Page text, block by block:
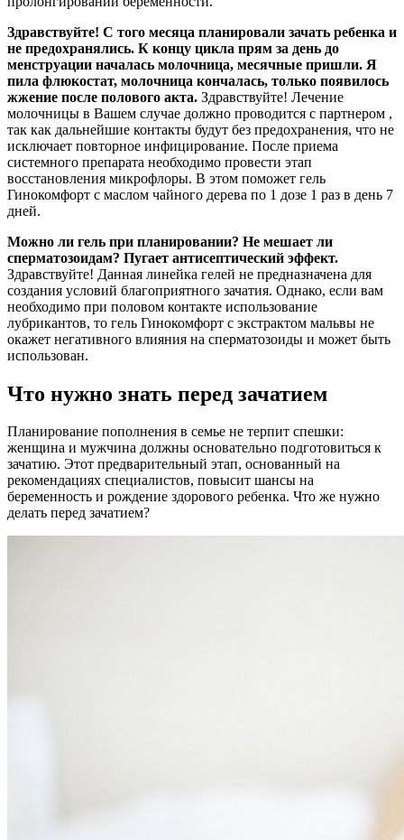
Здравствуйте! С того месяца планировали зачать ребенка и
не предохранялись. К концу цикла прям за день до
менструации началась молочница, месячные пришли. Я
пила флюкостат, молочница кончалась, только появилось
жжение после полового акта. Здравствуйте! Лечение
молочницы в Вашем случае должно проводится с партнером ,
так как дальнейшие контакты будут без предохранения, что не
исключает повторное инфицирование. После приема
системного препарата необходимо провести этап
восстановления микрофлоры. В этом поможет гель
Гинокомфорт с маслом чайного дерева по 1 дозе 1 раз в день 7
дней.
Можно ли гель при планировании? Не мешает ли
сперматозоидам? Пугает антисептический эффект.
Здравствуйте! Данная линейка гелей не предназначена для
создания условий благоприятного зачатия. Однако, если вам
необходимо при половом контакте использование
лубрикантов, то гель Гинокомфорт с экстрактом мальвы не
окажет негативного влияния на сперматозоиды и может быть
использован.
Что нужно знать перед зачатием
Планирование пополнения в семье не терпит спешки:
женщина и мужчина должны основательно подготовиться к
зачатию. Этот предварительный этап, основанный на
рекомендациях специалистов, повысит шансы на
беременность и рождение здорового ребенка. Что же нужно
делать перед зачатием?